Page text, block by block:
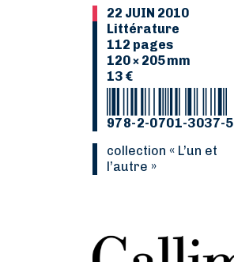
22 JUIN 2010
Littérature
112 pages
120 × 205 mm
13 €
978-2-0701-3037-5
Collection « L’un et
l’autre »